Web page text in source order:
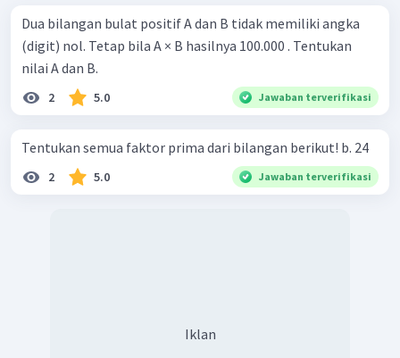
Dua bilangan bulat positif A dan B tidak memiliki angka
(digit) nol. Tetap bila A × B hasilnya 100.000 . Tentukan
nilai A dan B.
2 5.0 Jawaban terverifikasi
Tentukan semua faktor prima dari bilangan berikut! b. 24
2 5.0 Jawaban terverifikasi
Iklan